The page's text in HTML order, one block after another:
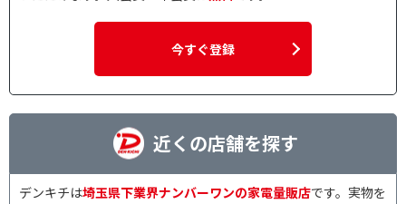
今すぐ登録
近くの店舗を探す
デンキチは埼玉県下業界ナンバーワンの家電量販店です。実物を